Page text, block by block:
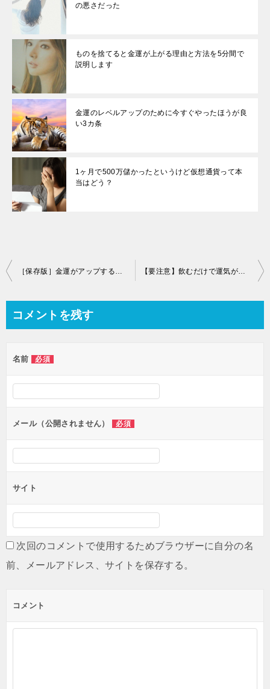
の悪さだった
ものを捨てると金運が上がる理由と方法を5分間で
説明します
金運のレベルアップのために今すぐやったほうが良
い3カ条
1ヶ月で500万儲かったというけど仮想通貨って本
当はどう？
［保存版］金運がアップする食材とおすすめのメニューを紹介 【要注意】飲むだけで運気が上がるお酒と飲み方を紹介します
コメントを残す
名前 必須
メール（公開されません） 必須
サイト
次回のコメントで使用するためブラウザーに自分の名
前、メールアドレス、サイトを保存する。
コメント